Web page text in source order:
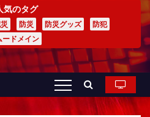
気のタグ
防災 防災グッズ
防犯
ードメイン